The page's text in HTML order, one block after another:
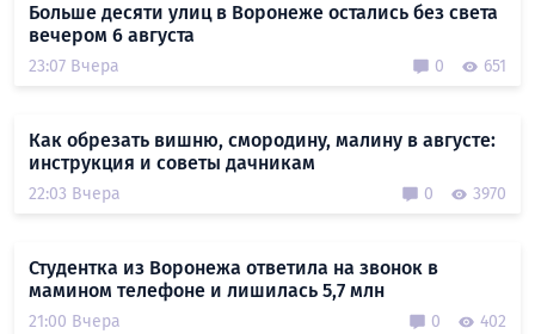
Больше десяти улиц в Воронеже остались без света
вечером 6 августа
23:07 Вчера 0 651
Как обрезать вишню, смородину, малину в августе:
инструкция и советы дачникам
22:03 Вчера 0 3970
Студентка из Воронежа ответила на звонок в
мамином телефоне и лишилась 5,7 млн
21:00 Вчера 0 402